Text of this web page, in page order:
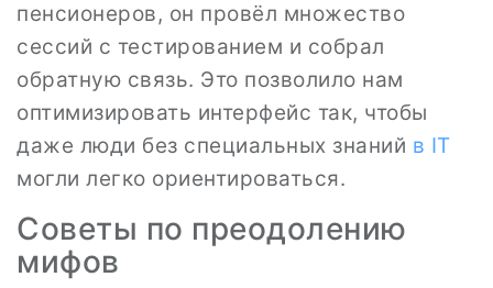
пенсионеров, он провёл множество
сессий с тестированием и собрал
обратную связь. Это позволило нам
оптимизировать интерфейс так, чтобы
даже люди без специальных знаний в IT
могли легко ориентироваться.
Советы по преодолению
мифов